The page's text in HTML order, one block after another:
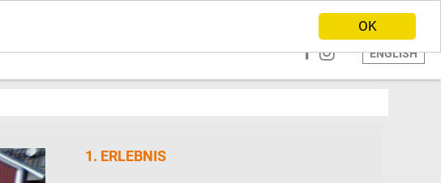
OK
ANBIETER WERDEN HOME
ENGLISH
1. ERLEBNIS